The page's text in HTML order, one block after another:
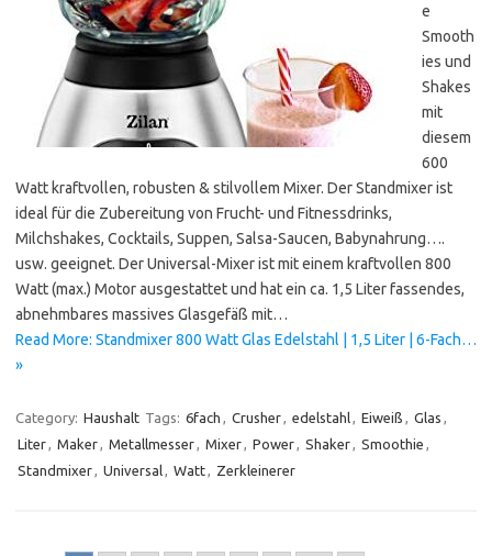
e
Smooth
ies und
Shakes
mit
diesem
600
Watt kraftvollen, robusten & stilvollem Mixer. Der Standmixer ist
ideal für die Zubereitung von Frucht- und Fitnessdrinks,
Milchshakes, Cocktails, Suppen, Salsa-Saucen, Babynahrung….
usw. geeignet. Der Universal-Mixer ist mit einem kraftvollen 800
Watt (max.) Motor ausgestattet und hat ein ca. 1,5 Liter fassendes,
abnehmbares massives Glasgefäß mit…
Read More: Standmixer 800 Watt Glas Edelstahl | 1,5 Liter | 6-Fach…
»
Category: Haushalt Tags: 6fach , Crusher, edelstahl, Eiweiß , Glas ,
Liter, Maker, Metallmesser, Mixer, Power, Shaker, Smoothie ,
Standmixer, Universal, Watt, Zerkleinerer